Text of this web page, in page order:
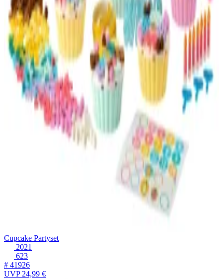
Cupcake Partyset
2021
623
# 41926
UVP24,99 €